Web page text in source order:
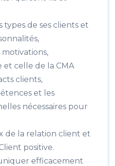
de ses clients et
et celle de la CMA
clients,
et les
nécessaires pour
de la relation client et
positive.
efficacement